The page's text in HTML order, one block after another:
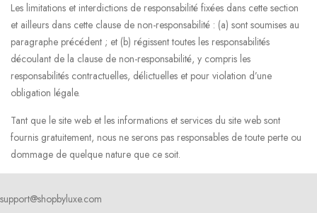
Les limitations et interdictions de responsabilité fixées dans cette section
et ailleurs dans cette clause de non-responsabilité : (a) sont soumises au
paragraphe précédent ; et (b) régissent toutes les responsabilités
découlant de la clause de non-responsabilité, y compris les
responsabilités contractuelles, délictuelles et pour violation d’une
obligation légale.
Tant que le site web et les informations et services du site web sont
fournis gratuitement, nous ne serons pas responsables de toute perte ou
dommage de quelque nature que ce soit.
support@shopbyluxe.com